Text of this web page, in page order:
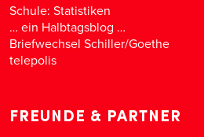
Schule: Statistiken
… ein Halbtagsblog …
Briefwechsel Schiller/Goethe
telepolis
FREUNDE & PARTNER